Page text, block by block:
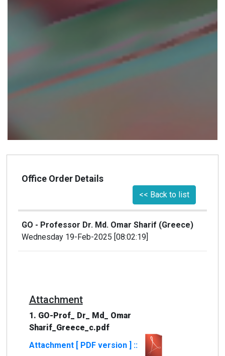
Office Order Details
<< Back to list
GO - Professor Dr. Md. Omar Sharif (Greece)
Wednesday 19-Feb-2025 [08:02:19]
Attachment
1. GO-Prof_ Dr_ Md_ Omar
Sharif_Greece_c.pdf
Attachment [ PDF version ] ::